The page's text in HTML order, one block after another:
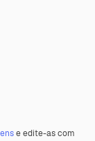
e edite-as com